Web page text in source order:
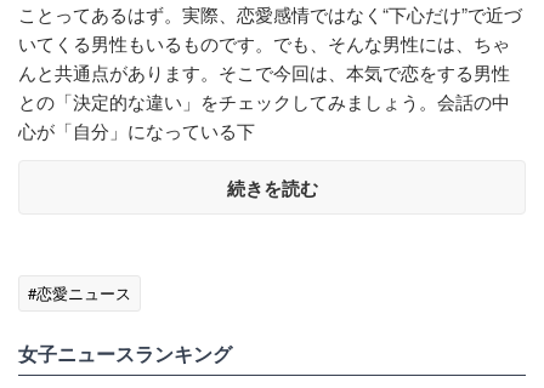
ことってあるはず。実際、恋愛感情ではなく“下心だけ”で近づ
いてくる男性もいるものです。でも、そんな男性には、ちゃ
んと共通点があります。そこで今回は、本気で恋をする男性
との「決定的な違い」をチェックしてみましょう。会話の中
心が「自分」になっている下
続きを読む
#恋愛ニュース
女子ニュースランキング